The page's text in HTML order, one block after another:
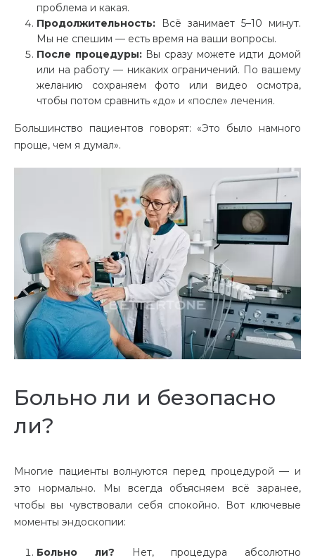
проблема и какая.
Продолжительность: Всё занимает 5–10 минут.
Мы не спешим — есть время на ваши вопросы.
После процедуры:Вы сразу можете идти домой
или на работу — никаких ограничений. По вашему
желанию сохраняем фото или видео осмотра,
чтобы потом сравнить «до» и «после» лечения.
Большинство пациентов говорят: «Это было намного
проще, чем я думал».
Больно ли и безопасно
ли?
Многие пациенты волнуются перед процедурой — и
это нормально. Мы всегда объясняем всё заранее,
чтобы вы чувствовали себя спокойно. Вот ключевые
моменты эндоскопии:
Больно ли? Нет, процедура абсолютно